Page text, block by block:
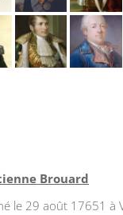
Brouard
le 29 août 17651 à